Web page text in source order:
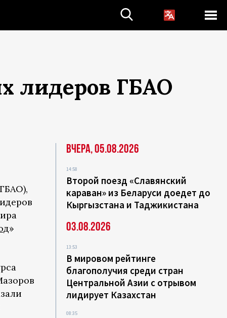
лидеров ГБАО
»
Вчера, 05.08.2026
14:58
Второй поезд «Славянский
караван» из Беларуси доедет до
Кыргызстана и Таджикистана
03.08.2026
13:53
В мировом рейтинге
благополучия среди стран
Центральной Азии с отрывом
лидирует Казахстан
08:35